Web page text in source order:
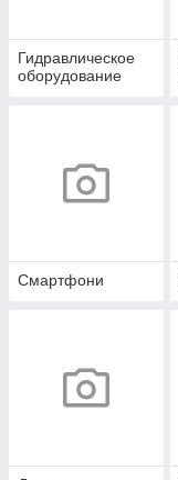
Гидравлическое
оборудование
Смартфони